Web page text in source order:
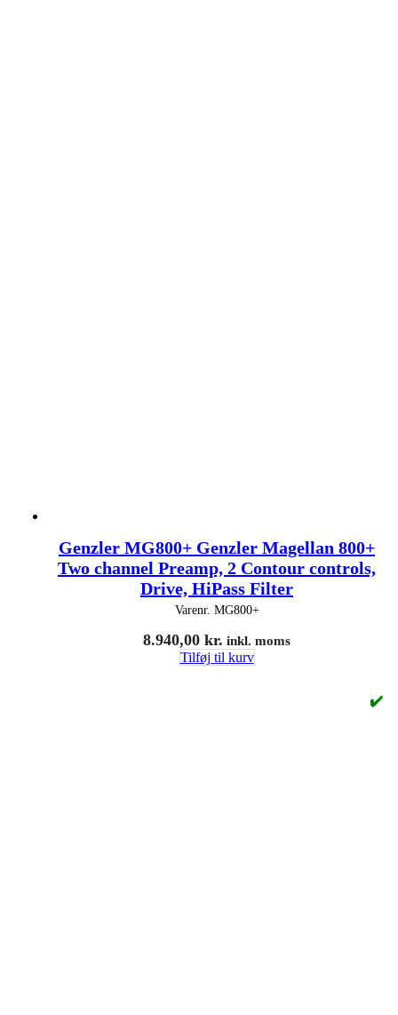
Genzler MG800+ Genzler Magellan 800+
Two channel Preamp, 2 Contour controls,
Drive, HiPass Filter
Varenr. MG800+
8.940,00 kr. inkl. moms
Tilføj til kurv
✔️